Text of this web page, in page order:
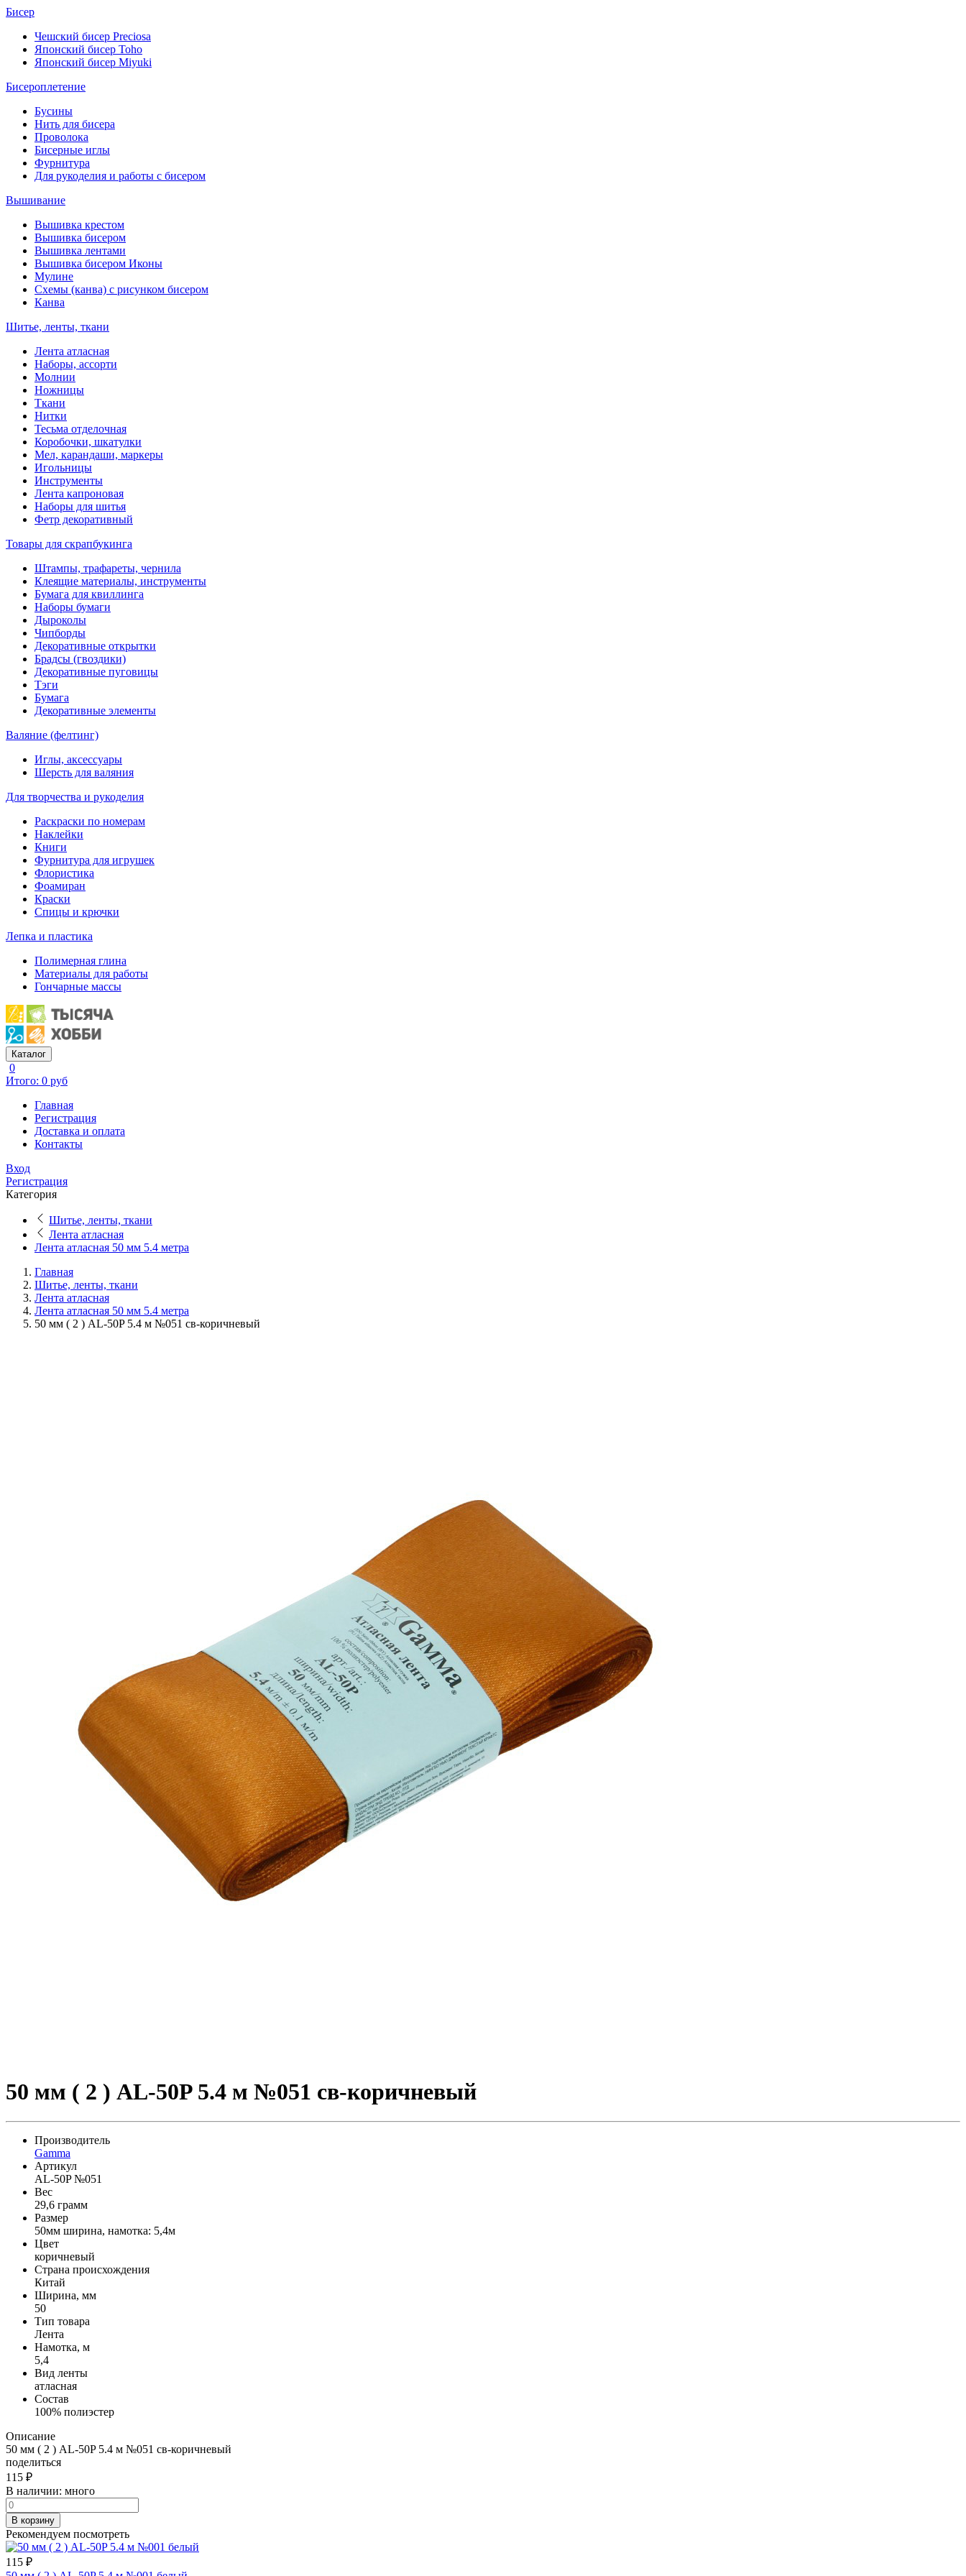
Бисер
Чешский бисер Preciosa
Японский бисер Toho
Японский бисер Miyuki
Бисероплетение
Бусины
Нить для бисера
Проволока
Бисерные иглы
Фурнитура
Для рукоделия и работы с бисером
Вышивание
Вышивка крестом
Вышивка бисером
Вышивка лентами
Вышивка бисером Иконы
Мулине
Схемы (канва) с рисунком бисером
Канва
Шитье, ленты, ткани
Лента атласная
Наборы, ассорти
Молнии
Ножницы
Ткани
Нитки
Тесьма отделочная
Коробочки, шкатулки
Мел, карандаши, маркеры
Игольницы
Инструменты
Лента капроновая
Наборы для шитья
Фетр декоративный
Товары для скрапбукинга
Штампы, трафареты, чернила
Клеящие материалы, инструменты
Бумага для квиллинга
Наборы бумаги
Дыроколы
Чипборды
Декоративные открытки
Брадсы (гвоздики)
Декоративные пуговицы
Тэги
Бумага
Декоративные элементы
Валяние (фелтинг)
Иглы, аксессуары
Шерсть для валяния
Для творчества и рукоделия
Раскраски по номерам
Наклейки
Книги
Фурнитура для игрушек
Флористика
Фоамиран
Краски
Спицы и крючки
Лепка и пластика
Полимерная глина
Материалы для работы
Гончарные массы
Каталог
0
Итого: 0 руб
Главная
Регистрация
Доставка и оплата
Контакты
Вход
Регистрация
Категория
Шитье, ленты, ткани
Лента атласная
Лента атласная 50 мм 5.4 метра
Главная
Шитье, ленты, ткани
Лента атласная
Лента атласная 50 мм 5.4 метра
50 мм ( 2 ) AL-50P 5.4 м №051 св-коричневый
50 мм ( 2 ) AL-50P 5.4 м №051 св-коричневый
Производитель
Gamma
Артикул
AL-50P №051
Вес
29,6 грамм
Размер
50мм ширина, намотка: 5,4м
Цвет
коричневый
Страна происхождения
Китай
Ширина, мм
50
Тип товара
Лента
Намотка, м
5,4
Вид ленты
атласная
Состав
100% полиэстер
Описание
50 мм ( 2 ) AL-50P 5.4 м №051 св-коричневый
поделиться
115 ₽
В наличии: много
В корзину
Рекомендуем посмотреть
115 ₽